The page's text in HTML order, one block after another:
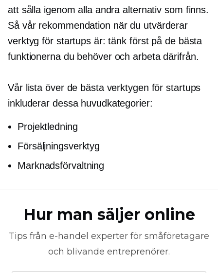
att sålla igenom alla andra alternativ som finns.
Så vår rekommendation när du utvärderar
verktyg för startups är: tänk först på de bästa
funktionerna du behöver och arbeta därifrån.
Vår lista över de bästa verktygen för startups
inkluderar dessa huvudkategorier:
Projektledning
Försäljningsverktyg
Marknadsförvaltning
Hur man säljer online
Tips från e-handel experter för småföretagare
och blivande entreprenörer.